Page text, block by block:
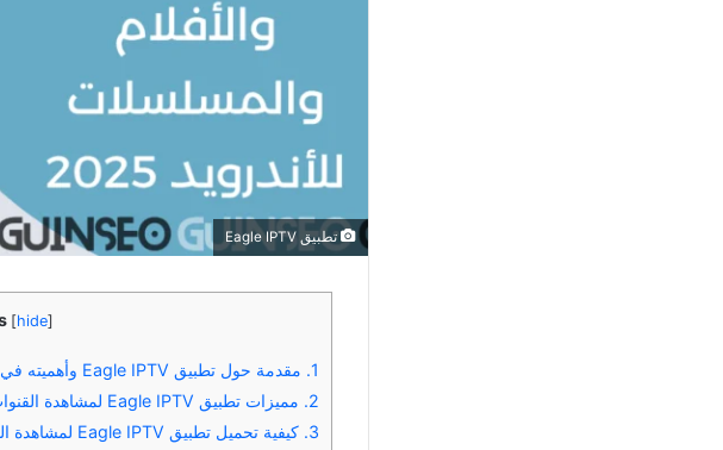
تطبيق Eagle IPTV
[hide]
1. مقدمة حول تطبيق Eagle IPTV وأهميته في مشاهدة القنوات والأفلام والمسلسلات
2. مميزات تطبيق Eagle IPTV لمشاهدة القنوات والأفلام والمسلسلات للأندرويد 2025
3. كيفية تحميل تطبيق Eagle IPTV لمشاهدة القنوات والأفلام والمسلسلات للأندرويد 2025 مجانا